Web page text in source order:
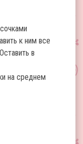
к ним все
в
на среднем